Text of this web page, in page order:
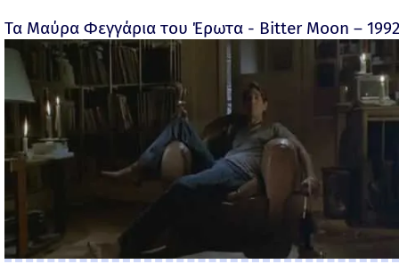
Τα Μαύρα Φεγγάρια του Έρωτα - Bitter Moon –